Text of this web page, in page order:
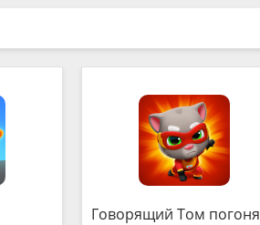
Говорящий Том погоня героев